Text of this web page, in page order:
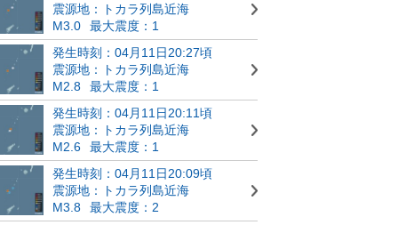
震源地：トカラ列島近海
M3.0
最大震度：1
発生時刻：04月11日20:27頃
震源地：トカラ列島近海
M2.8
最大震度：1
発生時刻：04月11日20:11頃
震源地：トカラ列島近海
M2.6
最大震度：1
発生時刻：04月11日20:09頃
震源地：トカラ列島近海
M3.8
最大震度：2